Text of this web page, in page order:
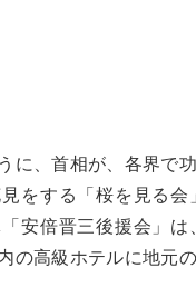
、首相が、各界で
をする「桜を見る
安倍晋三後援会」は
の高級ホテルに地元